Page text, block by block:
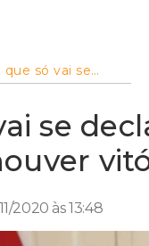
só vai se
'quando
se
2020 às 13:48